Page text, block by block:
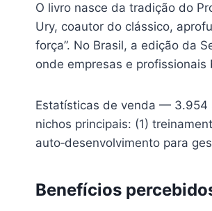
O livro nasce da tradição do
Ury, coautor do clássico,
força”. No Brasil, a edição da
onde empresas e
Estatísticas de venda — 3.954
nichos principais: (1)
auto‑desenvolvimento para
Benefícios